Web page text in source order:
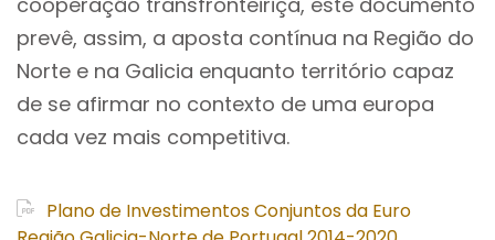
prevê, assim, a aposta contínua na Região do
Norte e na Galicia enquanto território capaz
de se afirmar no contexto de uma europa
cada vez mais competitiva.
Plano de Investimentos Conjuntos da Euro